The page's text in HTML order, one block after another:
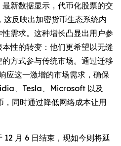
新数据显示，代币化股票的交
反映出加密货币生态系统内
需求。这种增长凸显出用户参
性的转变：他们更希望以无缝
方式参与传统市场。通过迁移
应这一激增的市场需求，确保
、Tesla、Microsoft 以及
同时通过降低网络成本让用
月 6 日结束，现如今则将延